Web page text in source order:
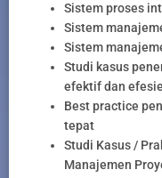
Sistem proses
Sistem
Sistem
Studi kasus
efektif dan
Best practice
tepat
Studi Kasus /
Manajemen